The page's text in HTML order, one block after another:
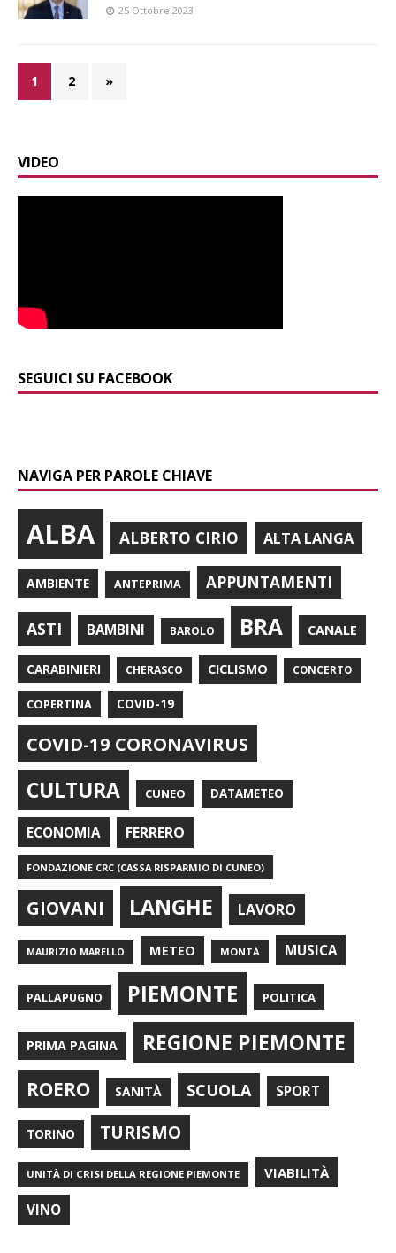
25 Ottobre 2023
1 2 »
VIDEO
SEGUICI SU FACEBOOK
NAVIGA PER PAROLE CHIAVE
ALBA ALBERTO CIRIO ALTA LANGA
AMBIENTE ANTEPRIMA APPUNTAMENTI
ASTI BAMBINI BAROLO BRA CANALE
CARABINIERI CHERASCO CICLISMO CONCERTO
COPERTINA COVID-19
COVID-19 CORONAVIRUS
CULTURA CUNEO DATAMETEO
ECONOMIA FERRERO
FONDAZIONE CRC (CASSA RISPARMIO DI CUNEO)
GIOVANI LANGHE LAVORO
MAURIZIO MARELLO METEO MONTÀ MUSICA
PALLAPUGNO PIEMONTE POLITICA
PRIMA PAGINA REGIONE PIEMONTE
ROERO SANITÀ SCUOLA SPORT
TORINO TURISMO
UNITÀ DI CRISI DELLA REGIONE PIEMONTE VIABILITÀ
VINO